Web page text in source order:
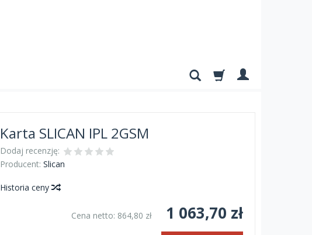
Karta SLICAN IPL 2GSM
Dodaj recenzję:
Producent: Slican
Historia ceny
Cena netto: 864,80 zł 1 063,70 zł